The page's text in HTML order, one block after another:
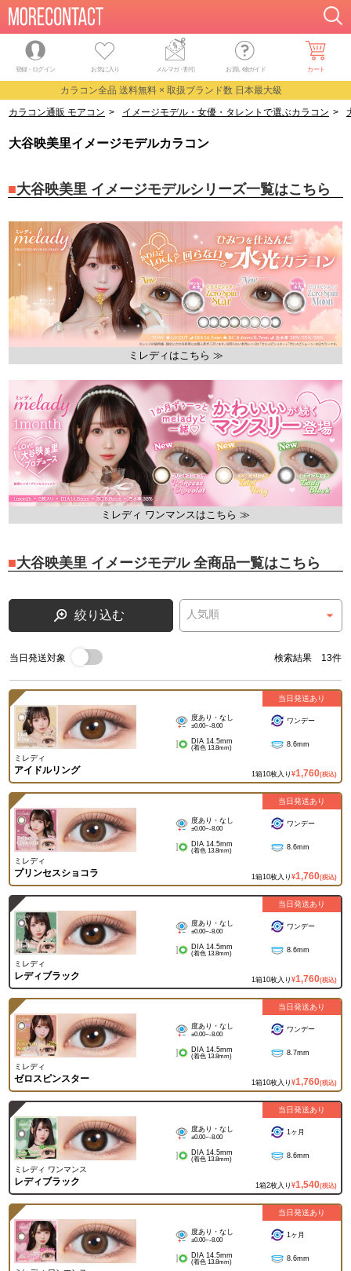
登録・ログイン お気に入り メルマガ・割引 お買い物ガイド カート
カラコン全品 送料無料 × 取扱ブランド数 日本最大級
カラコン通販 モアコン > イメージモデル・女優・タレントで選ぶカラコン >
大谷映美里イメージモデルカラコン
大谷映美里 イメージモデルシリーズ一覧はこちら
ミレディはこちら ≫
ミレディ ワンマンスはこちら ≫
大谷映美里 イメージモデル 全商品一覧はこちら
絞り込む
当日発送対象 検索結果 13件
ミレディ
アイドルリング
度あり・なし
±0.00~-8.00
ワンデー
DIA 14.5mm
(着色 13.8mm) 8.6mm
1箱10枚入り ¥1,760(税込)
当日発送あり
ミレディ
プリンセスショコラ
度あり・なし
±0.00~-8.00
ワンデー
DIA 14.5mm
(着色 13.8mm) 8.6mm
1箱10枚入り ¥1,760(税込)
当日発送あり
ミレディ
レディブラック
度あり・なし
±0.00~-8.00
ワンデー
DIA 14.5mm
(着色 13.8mm) 8.6mm
1箱10枚入り ¥1,760(税込)
当日発送あり
ミレディ
ゼロスピンスター
度あり・なし
±0.00~-8.00
ワンデー
DIA 14.5mm
(着色 13.8mm) 8.7mm
1箱10枚入り ¥1,760(税込)
当日発送あり
ミレディ ワンマンス
レディブラック
度あり・なし
±0.00~-8.00
1ヶ月
DIA 14.5mm
(着色 13.8mm) 8.6mm
1箱2枚入り ¥1,540(税込)
当日発送あり
度あり・なし
±0.00~-8.00
1ヶ月
DIA 14.5mm
(着色 13.8mm) 8.6mm
当日発送あり